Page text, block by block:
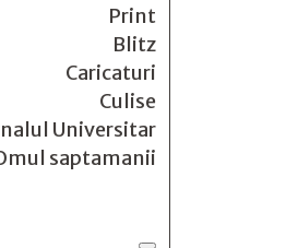
Print
Blitz
Caricaturi
Culise
Universitar
saptamanii